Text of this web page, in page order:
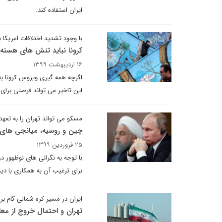
ایران استفاده کند.
با وجود تشدید اختلافات
کرونا نباید تنش های هسته
۱۶ اردیبهشت ۱۳۹۹
اگرچه همه گیری ویروس کرونا
این تاخیر می تواند فرصتی
مسکو می تواند تهران را به
چین و روسیه، میانجی
۲۵ فروردین ۱۳۹۹
با توجه به نگرانی های نوظهور
برای ترغیب آن به همکاری با
ایران در مسیر کره شمالی گام
تهران و احتمال خروج از